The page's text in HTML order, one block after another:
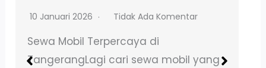
21 Januari 2025 Tidak Ada Komentar
Sewa Motor di BSD Tangerang Butuh
kendaraan untuk liburan bersama